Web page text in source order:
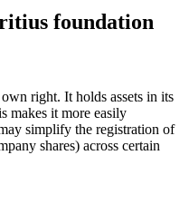
foundation
right. It holds assets in its
makes it more easily
simplify the registration of
shares) across certain